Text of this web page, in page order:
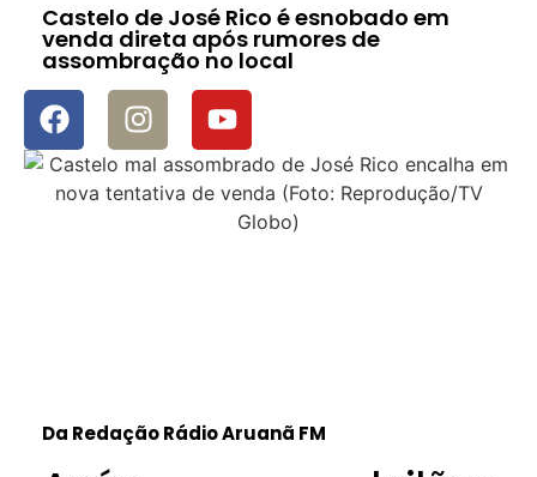
Castelo de José Rico é esnobado em
venda direta após rumores de
assombração no local
Da Redação Rádio Aruanã FM